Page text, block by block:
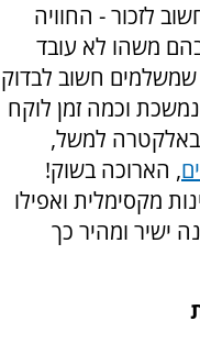
לזכור - החוויה
משהו לא עובד
שמשלמים חשוב לבדוק
וכמה זמן לוקח
למשל,
, הארוכה בשוק!
מקסימלית ואפילו
ישיר ומהיר כך